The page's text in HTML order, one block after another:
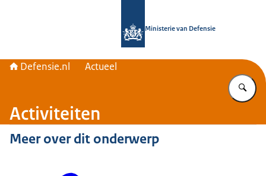
Ministerie van Defensie
Defensie.nl Actueel
Activiteiten
Meer over dit onderwerp